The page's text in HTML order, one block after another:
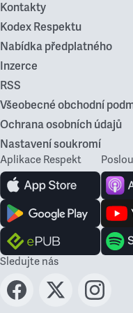
Kontakty
Kodex Respektu
Nabídka předplatného
Inzerce
RSS
Všeobecné obchodní
Ochrana osobních údajů
Nastavení soukromí
Aplikace Respekt
Sledujte nás